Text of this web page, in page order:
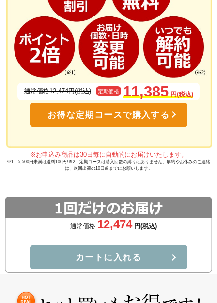
塗るグルコサミン「あゆみEX」に使用されているN-アセチルグルコサミ
ンは体内へ吸収されやすく、ヒアルロン酸の生成をサポート
通常のグルコサミンとはまったく異な
ります！
サミンは関節や肌に存在しているヒアルロン酸の
「元」となる成分です。
ションのように働き、各部を保護してくれる大切な役
割を担っています。
天然型グルコサミンは利用効率が３倍！
通常のグルコサミンは、体内での摂取率は約8%程度
になります。一方、N-アセチルグルコサミンは、体内
への摂取率が25%と摂取される割合が高いです。N-ア
層まで
通常価格 12,474 円(税込)
カートに入れる
通常価格12,474円(税込) 定期価格 11,385 円(税込)
お得な定期コースで購入する
※お申込み商品は30日毎に自動的にお届けいたします。
※1…5,500円未満は送料100円/※2…定期コースは購入回数の縛りはありません。解約やお休みのご連絡
は、次回出荷の10日前までにお願いします。